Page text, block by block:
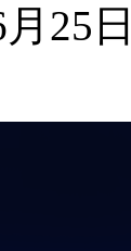
25